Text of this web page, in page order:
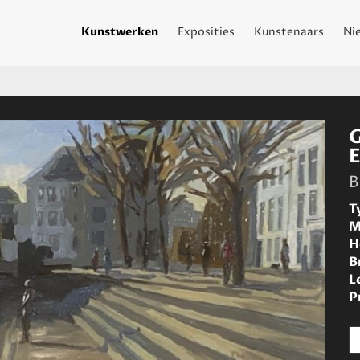
Kunstwerken Exposities Kunstenaars